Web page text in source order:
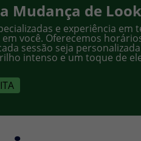
Mudança de Look
e experiência
você. Oferecemos
sessão seja
intenso e um toque de